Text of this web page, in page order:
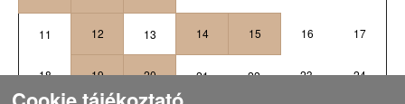
11 12 13 14 15 16 17
18 19 20 21 22 23 24